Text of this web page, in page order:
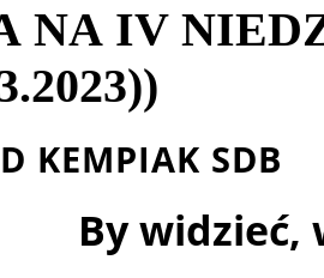
NA IV
KEMPIAK SDB
By widzieć,